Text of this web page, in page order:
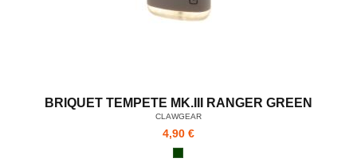
BRIQUET TEMPETE MK.III RANGER GREEN
CLAWGEAR
4,90 €